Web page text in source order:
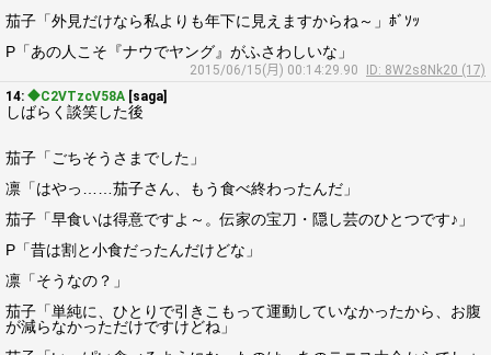
茄子「外見だけなら私よりも年下に見えますからね～」ﾎﾞｿｯ
P「あの人こそ『ナウでヤング』がふさわしいな」
2015/06/15(月) 00:14:29.90
ID: 8W2s8Nk20 (17)
14: ◆C2VTzcV58A [saga]
しばらく談笑した後
茄子「ごちそうさまでした」
凛「はやっ……茄子さん、もう食べ終わったんだ」
茄子「早食いは得意ですよ～。伝家の宝刀・隠し芸のひとつです♪」
P「昔は割と小食だったんだけどな」
凛「そうなの？」
茄子「単純に、ひとりで引きこもって運動していなかったから、お腹
が減らなかっただけですけどね」